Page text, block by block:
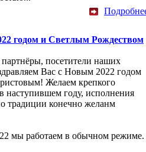
годом и Светлым Рождеством
посетители наших
Вас с Новым 2022 годом
Желаем крепкого
наступившем году, исполнения
традиции конечно желанм
мы работаем в обычном режиме.